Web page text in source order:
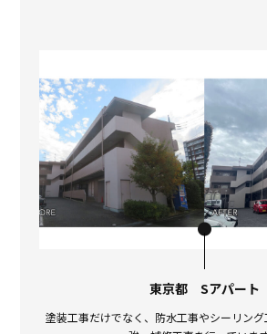
東京都 Sアパート
塗装工事だけでなく、防水工事やシーリン